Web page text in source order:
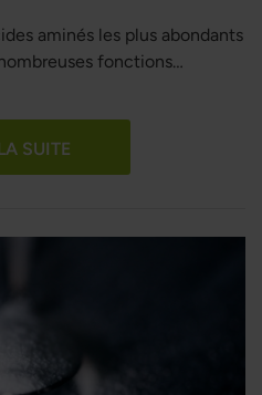
aminés les plus abondants
fonctions
dans le système
musculaire, le métabolisme,
SUITE